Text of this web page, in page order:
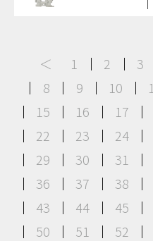
＜ 1 2 3
8
9 10
15
16 17
22
23 24
29
30 31
36
37 38
43
44 45
50
51 52